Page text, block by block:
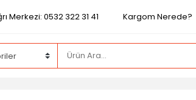
Merkezi: 0532 322 31 41 Kargom Nerede?